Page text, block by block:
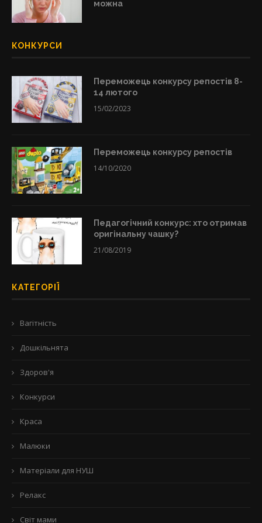
можна
КОНКУРСИ
Переможець конкурсу репостів 8-
14 лютого
15/02/2023
Переможець конкурсу репостів
14/10/2020
Педагогічний конкурс: хто отримав
оригінальну чашку?
21/08/2019
КАТЕГОРІЇ
Вагітність
Дошкільнята
Здоров'я
Конкурси
Краса
Малюки
Матеріали для НУШ
Релакс
Світ мами